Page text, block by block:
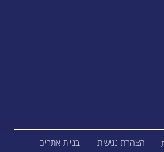
בניית אתרים הצהרת נגישות